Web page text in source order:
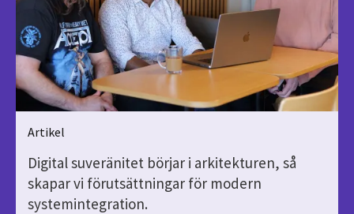
Artikel
Digital suveränitet börjar i arkitekturen, så
skapar vi förutsättningar för modern
systemintegration.